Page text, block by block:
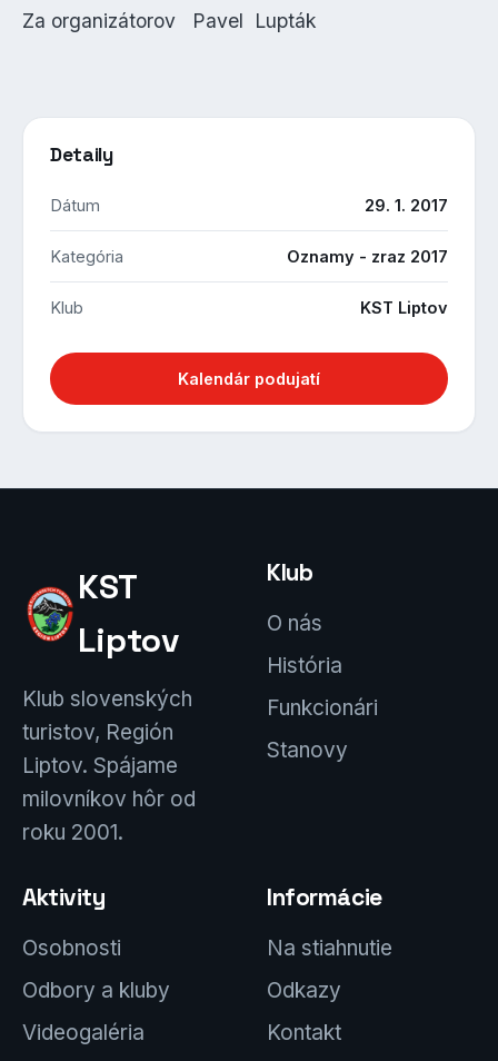
Za organizátorov Pavel Lupták
Detaily
Dátum 29. 1. 2017
Kategória Oznamy - zraz 2017
Klub KST Liptov
Kalendár podujatí
KST
Liptov
Klub slovenských
turistov, Región
Liptov. Spájame
milovníkov hôr od
roku 2001.
Klub
O nás
História
Funkcionári
Stanovy
Aktivity
Osobnosti
Odbory a kluby
Videogaléria
Informácie
Na stiahnutie
Odkazy
Kontakt